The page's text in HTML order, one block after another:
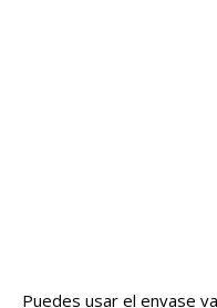
Puedes usar el envase